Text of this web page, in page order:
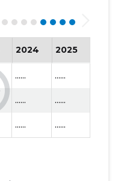
2024 2025
...... ......
...... ......
...... ......